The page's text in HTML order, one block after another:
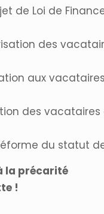
de Loi de
des
aux
des
du statut
la précarité
!